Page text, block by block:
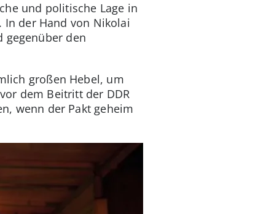
und politische Lage in
der Hand von Nikolai
gegenüber den
großen Hebel, um
dem Beitritt der DDR
wenn der Pakt geheim